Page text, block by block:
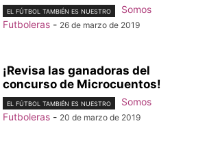
EL FÚTBOL TAMBIÉN ES NUESTRO
Somos
Futboleras - 26 de marzo de 2019
¡Revisa las ganadoras del
concurso de Microcuentos!
EL FÚTBOL TAMBIÉN ES NUESTRO
Somos
Futboleras - 20 de marzo de 2019